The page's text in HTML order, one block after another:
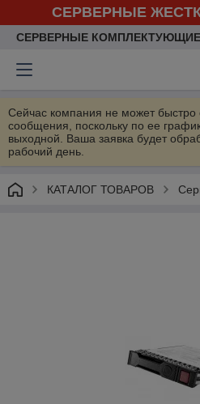
СЕРВЕРНЫЕ
СЕРВЕРНЫЕ
Сейчас компания не может быстро
сообщения, поскольку по ее
выходной. Ваша заявка будет
рабочий день.
КАТАЛОГ ТОВАРОВ